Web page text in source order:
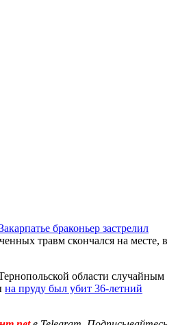
браконьер застрелил
травм скончался на месте, в
области случайным
на пруду был убит 36-летний